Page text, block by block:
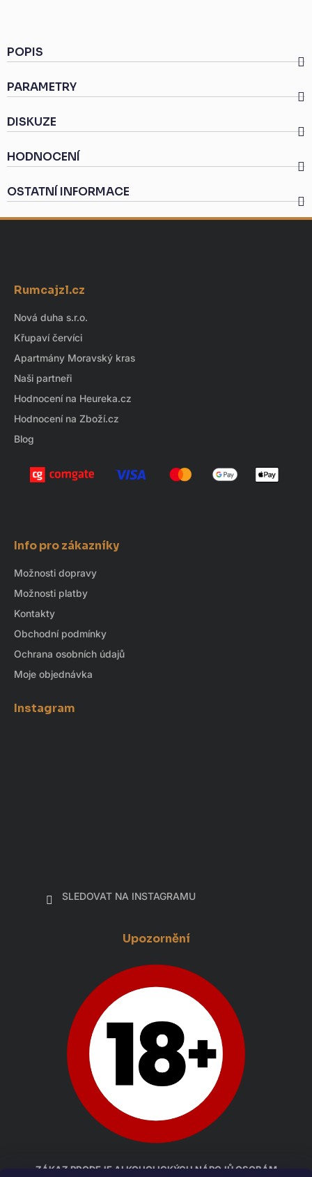
POPIS
PARAMETRY
DISKUZE
HODNOCENÍ
OSTATNÍ INFORMACE
Rumcajzl.cz
Nová duha s.r.o.
Křupaví červíci
Apartmány Moravský kras
Naši partneři
Hodnocení na Heureka.cz
Hodnocení na Zboží.cz
Blog
Info pro zákazníky
Možnosti dopravy
Možnosti platby
Kontakty
Obchodní podmínky
Ochrana osobních údajů
Moje objednávka
Instagram
SLEDOVAT NA INSTAGRAMU
Upozornění
ZÁKAZ PRODEJE ALKOHOLICKÝCH NÁPOJŮ OSOBÁM